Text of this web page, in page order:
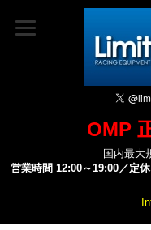
OMP
国内最大
営業時間 12:00～19:00／定